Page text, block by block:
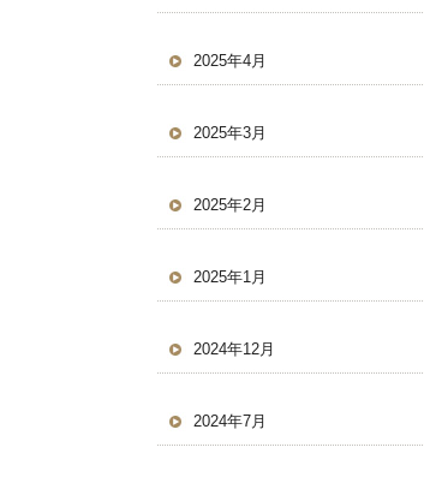
2025年4月
2025年3月
2025年2月
2025年1月
2024年12月
2024年7月